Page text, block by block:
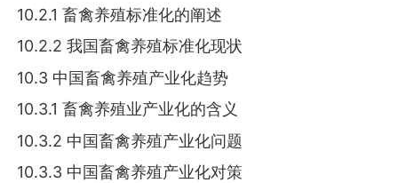
10.2.1 畜禽养殖标准化的阐述
10.2.2 我国畜禽养殖标准化现状
10.3 中国畜禽养殖产业化趋势
10.3.1 畜禽养殖业产业化的含义
10.3.2 中国畜禽养殖产业化问题
10.3.3 中国畜禽养殖产业化对策